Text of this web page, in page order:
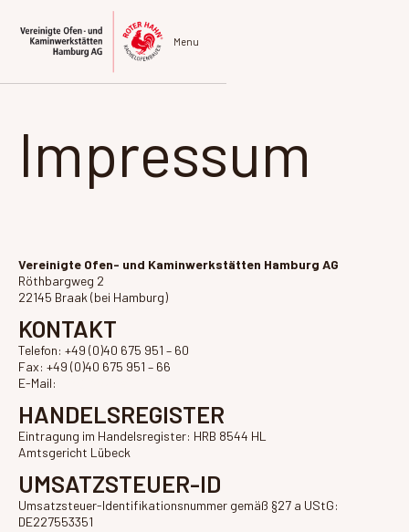
Menu
Impressum
Vereinigte Ofen- und Kaminwerkstätten Hamburg AG
Röthbargweg 2
22145 Braak (bei Hamburg)
KONTAKT
Telefon: +49 (0)40 675 951 – 60
Fax: +49 (0)40 675 951 – 66
E-Mail:
HANDELSREGISTER
Eintragung im Handelsregister: HRB 8544 HL
Amtsgericht Lübeck
UMSATZSTEUER-ID
Umsatzsteuer-Identifikationsnummer gemäß §27 a UStG:
DE227553351